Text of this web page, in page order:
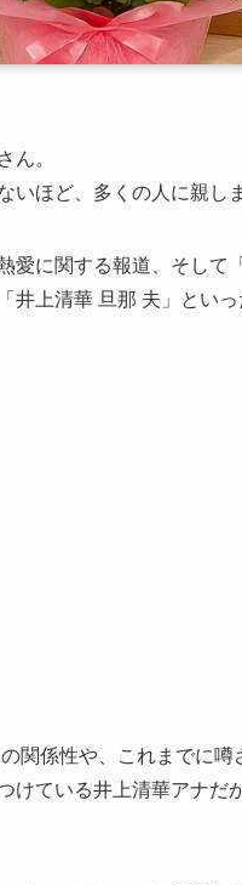
ん。
ほど、多くの人に親し
愛に関する報道、そして
井上清華 旦那 夫」とい
関係性や、これまでに
けている井上清華アナだ